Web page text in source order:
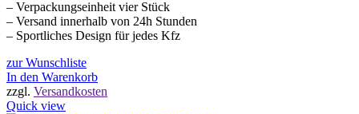
– Verpackungseinheit vier Stück
– Versand innerhalb von 24h Stunden
– Sportliches Design für jedes Kfz
zur Wunschliste
In den Warenkorb
zzgl. Versandkosten
Quick view